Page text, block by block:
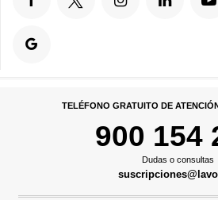
TELÉFONO GRATUITO DE
900 154
Dudas o consultas